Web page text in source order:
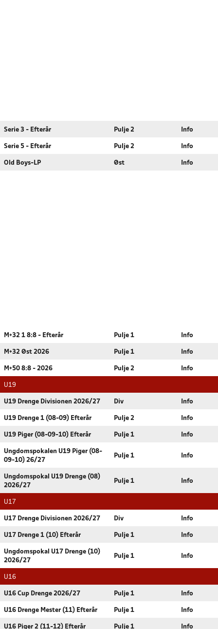
Serie 3 - Efterår Pulje 2 Info
Serie 5 - Efterår Pulje 2 Info
Old Boys-LP Øst Info
M+32 1 8:8 - Efterår Pulje 1 Info
M+32 Øst 2026 Pulje 1 Info
M+50 8:8 - 2026 Pulje 2 Info
U19
U19 Drenge Divisionen 2026/27 Div Info
U19 Drenge 1 (08-09) Efterår Pulje 2 Info
U19 Piger (08-09-10) Efterår Pulje 1 Info
Ungdomspokalen U19 Piger (08-
09-10) 26/27
Pulje 1 Info
Ungdomspokal U19 Drenge (08)
2026/27
Pulje 1 Info
U17
U17 Drenge Divisionen 2026/27 Div Info
U17 Drenge 1 (10) Efterår Pulje 1 Info
Ungdomspokal U17 Drenge (10)
2026/27
Pulje 1 Info
U16
U16 Cup Drenge 2026/27 Pulje 1 Info
U16 Drenge Mester (11) Efterår Pulje 1 Info
U16 Piger 2 (11-12) Efterår Pulje 1 Info